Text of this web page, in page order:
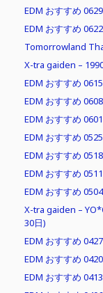
EDM おすすめ
EDM おすすめ
Tomorrowland
X-tra gaiden –
EDM おすすめ
EDM おすすめ
EDM おすすめ
EDM おすすめ
EDM おすすめ
EDM おすすめ
EDM おすすめ
X-tra gaiden –
30日)
EDM おすすめ
EDM おすすめ
EDM おすすめ